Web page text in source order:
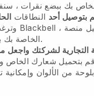
بتوصيل أحد النطاقات
Blackbell
منصة
الخاصة بك بسهولة بنطاقك.
التجارية لشركتك
بتحميل شعارك